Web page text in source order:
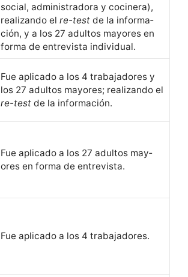
social, admin­istrado­ra y cocin­era),
real­izan­do el re-test de la infor­ma­
ción, y a los 27 adul­tos may­ores en
for­ma de entre­vista individual.
Fue apli­ca­do a los 4 tra­ba­jadores y
los 27 adul­tos may­ores; real­izan­do el
re-test de la información.
Fue apli­ca­do a los 27 adul­tos may­
ores en for­ma de entrevista.
Fue apli­ca­do a los 4 trabajadores.